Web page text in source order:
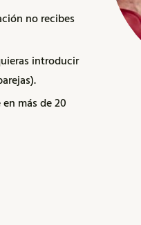
no recibes
introducir
más de 20